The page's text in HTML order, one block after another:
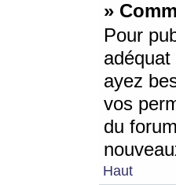
»
Pour
ayez
vos
du
Haut